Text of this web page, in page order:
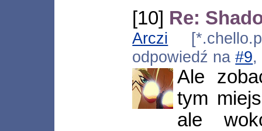
[10] Re:
Arczi
odpowiedź na#9,
Ale
tym
ale